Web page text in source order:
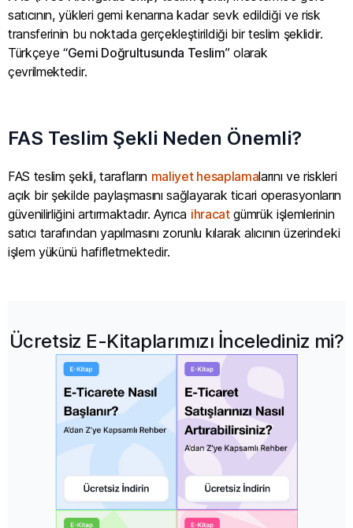
satıcının, yükleri gemi kenarına kadar sevk edildiği ve risk
transferinin bu noktada gerçekleştirildiği bir teslim şeklidir.
Türkçeye “Gemi Doğrultusunda Teslim” olarak
çevrilmektedir.
FAS Teslim Şekli Neden Önemli?
FAS teslim şekli, tarafların maliyet hesaplamalarını ve riskleri
açık bir şekilde paylaşmasını sağlayarak ticari operasyonların
güvenilirliğini artırmaktadır. Ayrıca ihracatgümrük işlemlerinin
satıcı tarafından yapılmasını zorunlu kılarak alıcının üzerindeki
işlem yükünü hafifletmektedir.
Ücretsiz E-Kitaplarımızı İncelediniz mi?